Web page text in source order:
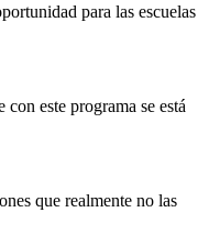
para las escuelas
este programa se está
que realmente no las